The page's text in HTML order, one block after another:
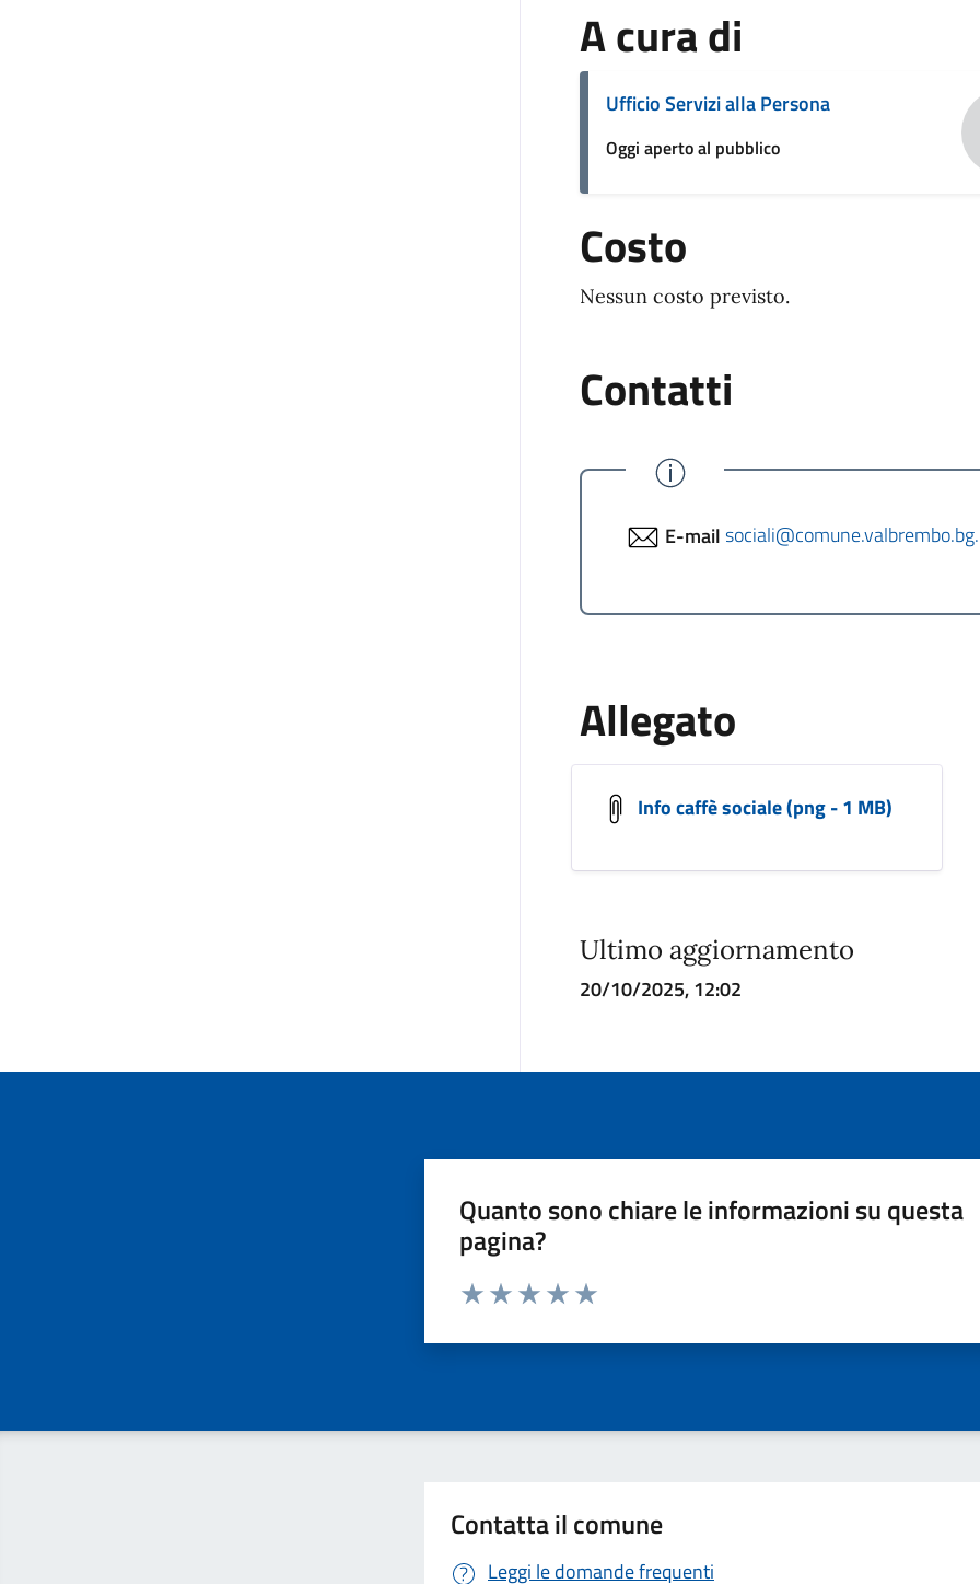
A cura di
Ufficio Servizi alla Persona
Oggi aperto al pubblico
Costo
Nessun costo previsto.
Contatti
E-mail
Allegato
Info caffè sociale (png - 1 MB)
Ultimo aggiornamento
20/10/2025, 12:02
Quanto sono chiare le informazioni su questa
pagina?
Valuta da 1 a 5 stelle la pagina
Contatta il comune
Leggi le domande frequenti